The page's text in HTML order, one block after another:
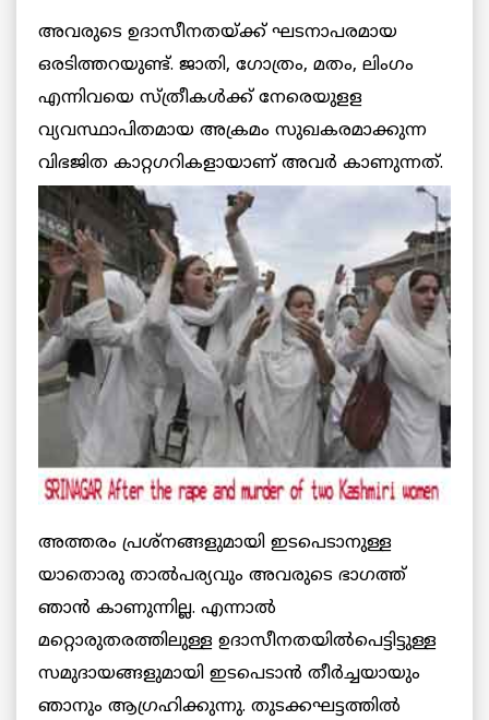
അവരുടെ ഉദാസീനതയ്ക്ക് ഘടനാപരമായ
ഒരടിത്തറയുണ്ട്. ജാതി, ഗോത്രം, മതം, ലിംഗം
എന്നിവയെ സ്ത്രീകള്‍ക്ക് നേരെയുളള
വ്യവസ്ഥാപിതമായ അക്രമം സുഖകരമാക്കുന്ന
വിഭജിത കാറ്റഗറികളായാണ് അവര്‍ കാണുന്നത്.
അത്തരം പ്രശ്നങ്ങളുമായി ഇടപെടാനുള്ള
യാതൊരു താല്‍പര്യവും അവരുടെ ഭാഗത്ത്
ഞാന്‍ കാണുന്നില്ല. എന്നാല്‍
മറ്റൊരുതരത്തിലുള്ള ഉദാസീനതയില്‍പെട്ടിട്ടുള്ള
സമുദായങ്ങളുമായി ഇടപെടാന്‍ തീര്‍ച്ചയായും
ഞാനും ആഗ്രഹിക്കുന്നു. തുടക്കഘട്ടത്തില്‍